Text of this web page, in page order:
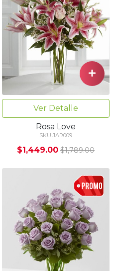
Ver Detalle
Rosa Love
SKU JAR009
$1,449.00 $1,789.00